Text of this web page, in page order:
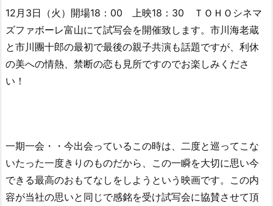
12月3日（火）開場18：00 上映18：30 ＴＯＨＯシネマ
ズファボーレ富山にて試写会を開催致します。市川海老蔵
と市川團十郎の最初で最後の親子共演も話題ですが、利休
の美への情熱、禁断の恋も見所ですのでお楽しみくださ
い！
一期一会・・今出会っているこの時は、二度と巡ってこな
いたった一度きりのものだから、この一瞬を大切に思い今
できる最高のおもてなしをしようという映画です。この内
容が当社の思いと同じで感銘を受け試写会に協賛させて頂